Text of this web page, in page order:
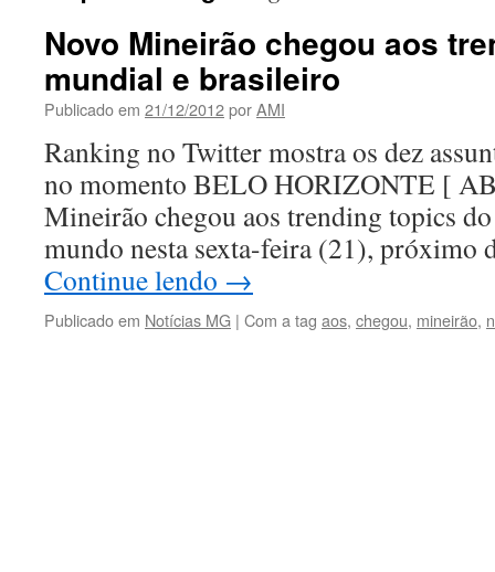
Novo Mineirão chegou aos
mundial e brasileiro
Publicado em 21/12/2012porAMI
Ranking no Twitter mostra os dez
no momento BELO HORIZONTE [
Mineirão chegou aos trending topics
mundo nesta sexta-feira (21), próximo
Continue lendo →
Publicado em Notícias MG | Com a tag aos, chegou, mineirão,